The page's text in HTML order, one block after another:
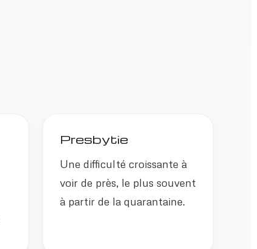
Presbytie
Une difficulté croissante à
voir de près, le plus souvent
à partir de la quarantaine.